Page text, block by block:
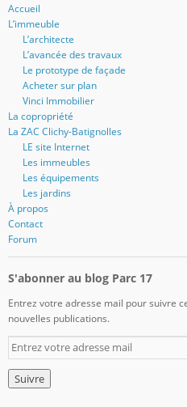
Accueil
L’immeuble
L’architecte
L’avancée des travaux
Le prototype de façade
Acheter sur plan
Vinci Immobilier
La copropriété
La ZAC Clichy-Batignolles
LE site Internet
Les immeubles
Les équipements
Les jardins
À propos
Contact
Forum
S'abonner au blog Parc 17
Entrez votre adresse mail pour suivre
nouvelles publications.
E
n
t
r